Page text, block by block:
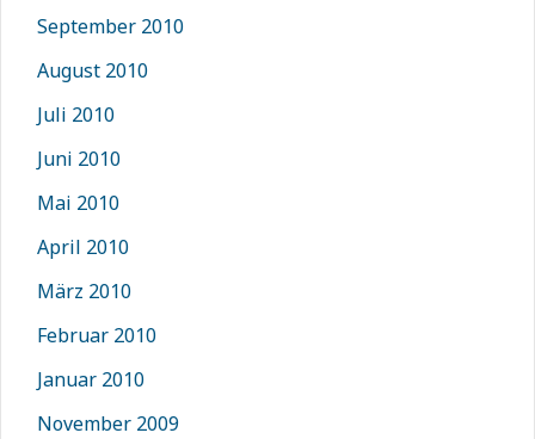
September 2010
August 2010
Juli 2010
Juni 2010
Mai 2010
April 2010
März 2010
Februar 2010
Januar 2010
November 2009